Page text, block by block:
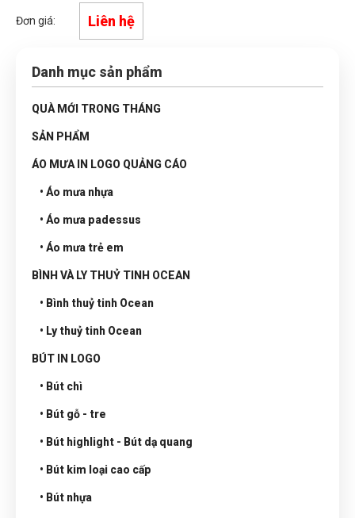
Đơn giá: Liên hệ
Danh mục sản phẩm
QUÀ MỚI TRONG THÁNG
SẢN PHẨM
ÁO MƯA IN LOGO QUẢNG CÁO
• Áo mưa nhựa
• Áo mưa padessus
• Áo mưa trẻ em
BÌNH VÀ LY THUỶ TINH OCEAN
• Bình thuỷ tinh Ocean
• Ly thuỷ tinh Ocean
BÚT IN LOGO
• Bút chì
• Bút gỗ - tre
• Bút highlight - Bút dạ quang
• Bút kim loại cao cấp
• Bút nhựa